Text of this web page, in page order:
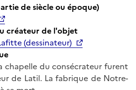
de siècle ou époque)
créateur de l'objet
(dessinateur)
chapelle du consécrateur furent
de Latil. La fabrique de Notre-